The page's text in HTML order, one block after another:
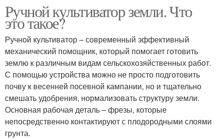
Ручной культиватор земли. Что
это такое?
Ручной культиватор – современный эффективный
механический помощник, который помогает готовить
землю к различным видам сельскохозяйственных работ.
С помощью устройства можно не просто подготовить
почву к весенней посевной кампании, но и тщательно
смешать удобрения, нормализовать структуру земли.
Основная рабочая деталь – фрезы, которые
непосредственно контактируют с плодородными слоями
грунта.